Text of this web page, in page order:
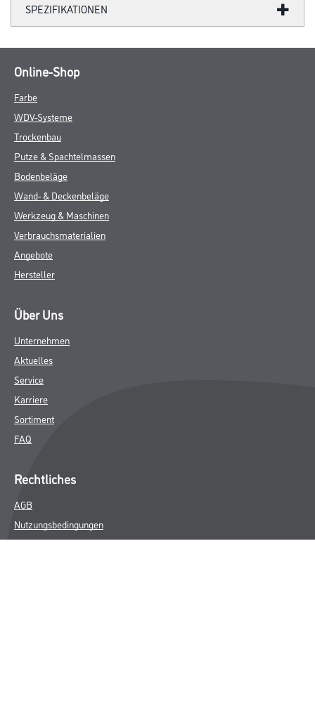
SPEZIFIKATIONEN
Online-Shop
Farbe
WDV-Systeme
Trockenbau
Putze & Spachtelmassen
Bodenbeläge
Wand- & Deckenbeläge
Werkzeug & Maschinen
Verbrauchsmaterialien
Angebote
Hersteller
Über Uns
Unternehmen
Aktuelles
Service
Karriere
Sortiment
FAQ
Rechtliches
AGB
Nutzungsbedingungen
Logistik- und Servicepreisliste